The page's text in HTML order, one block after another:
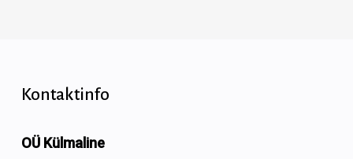
Kontaktinfo
OÜ Külmaline